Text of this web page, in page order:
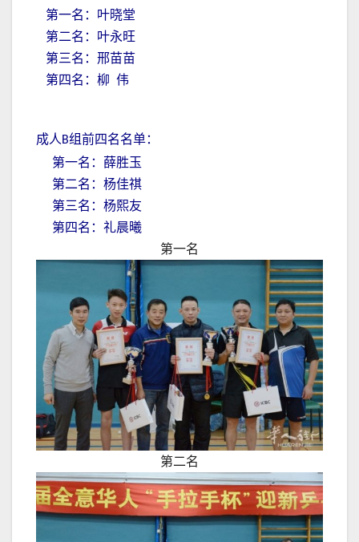
第一名：叶晓堂
第二名：叶永旺
第三名：邢苗苗
第四名：柳 伟
成人 B组前四名名单：
第一名：薛胜玉
第二名：杨佳祺
第三名：杨熙友
第四名：礼晨曦
第一名
第二名